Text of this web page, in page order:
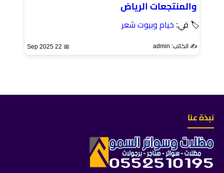
والمنتجعات الرياض
🏷 في: خيام وبيوت شعر
✍️ الكاتب: admin 📅 22 Sep 2025
نبذة عنا